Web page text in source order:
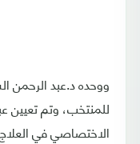
ووحده د.عبد الرحمن
للمنتخب، وتم تعيين
الاختصاصي في